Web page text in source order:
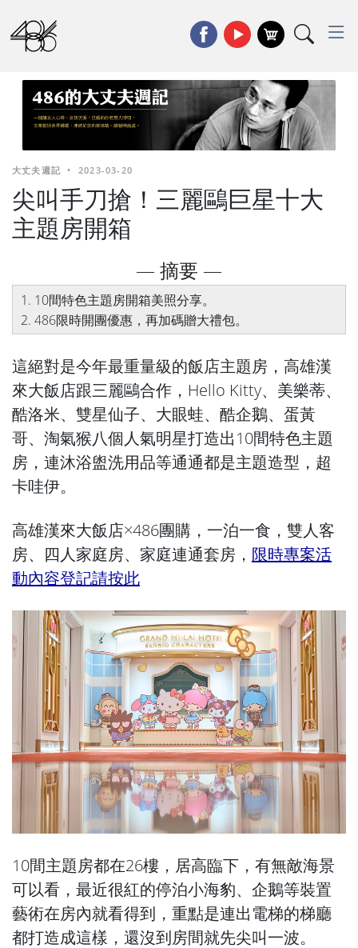
大丈夫週記 • 2023-03-20
尖叫手刀搶！三麗鷗巨星十大
主題房開箱
— 摘要 —
1. 10間特色主題房開箱美照分享。
2. 486限時開團優惠，再加碼贈大禮包。
這絕對是今年最重量級的飯店主題房，高雄漢
來大飯店跟三麗鷗合作，Hello Kitty、美樂蒂、
酷洛米、雙星仙子、大眼蛙、酷企鵝、蛋黃
哥、淘氣猴八個人氣明星打造出10間特色主題
房，連沐浴盥洗用品等通通都是主題造型，超
卡哇伊。
高雄漢來大飯店×486團購，一泊一食，雙人客
房、四人家庭房、家庭連通套房， 限時專案活
動內容登記請按此
10間主題房都在26樓，居高臨下，有無敵海景
可以看，最近很紅的停泊小海豹、企鵝等裝置
藝術在房內就看得到，重點是連出電梯的梯廳
都打造成這樣，還沒到房間就先尖叫一波。